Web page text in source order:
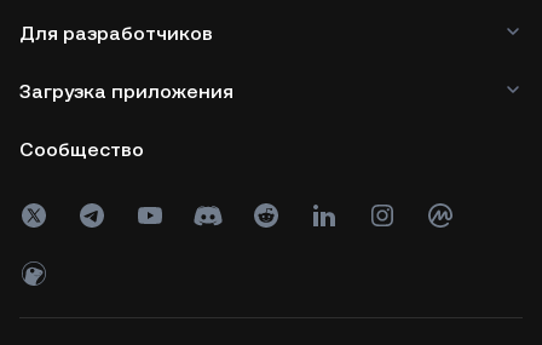
Для разработчиков
Загрузка приложения
Сообщество